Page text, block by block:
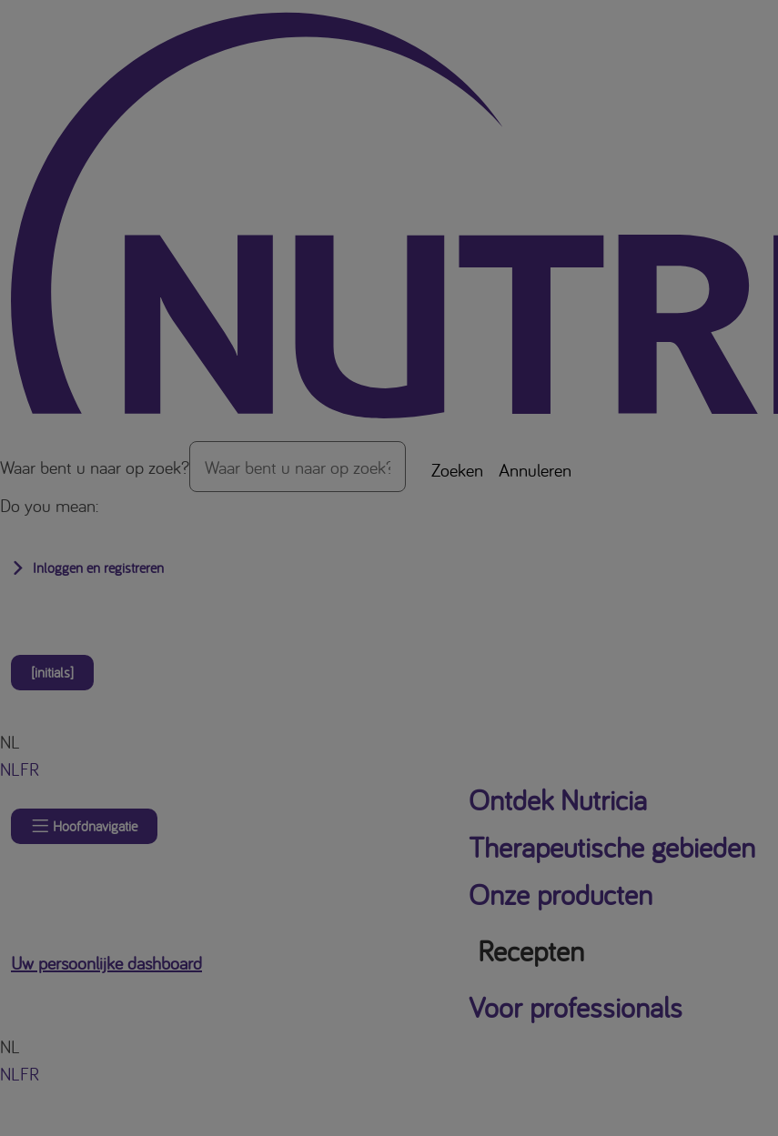
Over de inhoud van de pagina
Waar bent u naar op zoek? Zoeken
Annuleren
Do you mean:
Inloggen en registreren
[initials]
NL
NLFR
Hoofdnavigatie
Ontdek Nutricia
Therapeutische gebieden
Onze producten
Recepten
Voor professionals
Uw persoonlijke dashboard
NL
NLFR